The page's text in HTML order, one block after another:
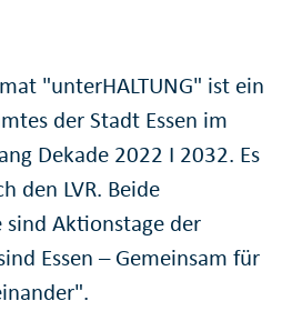
"unterHALTUNG" ist ein
der Stadt Essen im
Dekade 2022 I 2032. Es
den LVR. Beide
Aktionstage der
Essen – Gemeinsam für